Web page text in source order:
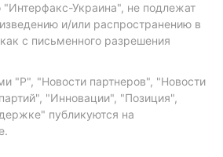
"Интерфакс-Украина", не подлежат
и/или распространению в
с письменного разрешения
"Р", "Новости партнеров", "Новости
"Инновации", "Позиция",
публикуются на